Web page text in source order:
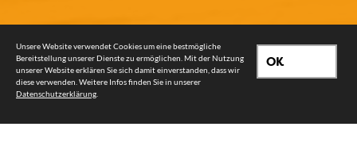
© 2026 Tischlerei Wilkens oHG
OK
Unsere Website verwendet Cookies um eine bestmögliche
Bereitstellung unserer Dienste zu ermöglichen. Mit der Nutzung
unserer Website erklären Sie sich damit einverstanden, dass wir
diese verwenden. Weitere Infos finden Sie in unserer
Datenschutzerklärung